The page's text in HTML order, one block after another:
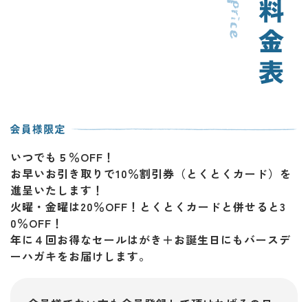
いつでも５％OFF！
お早いお引き取りで10％割引券（とくとくカード）を
進呈いたします！
火曜・金曜は20％OFF！とくとくカードと併せると3
0％OFF！
年に４回お得なセールはがき＋お誕生日にもバースデ
ーハガキをお届けします。